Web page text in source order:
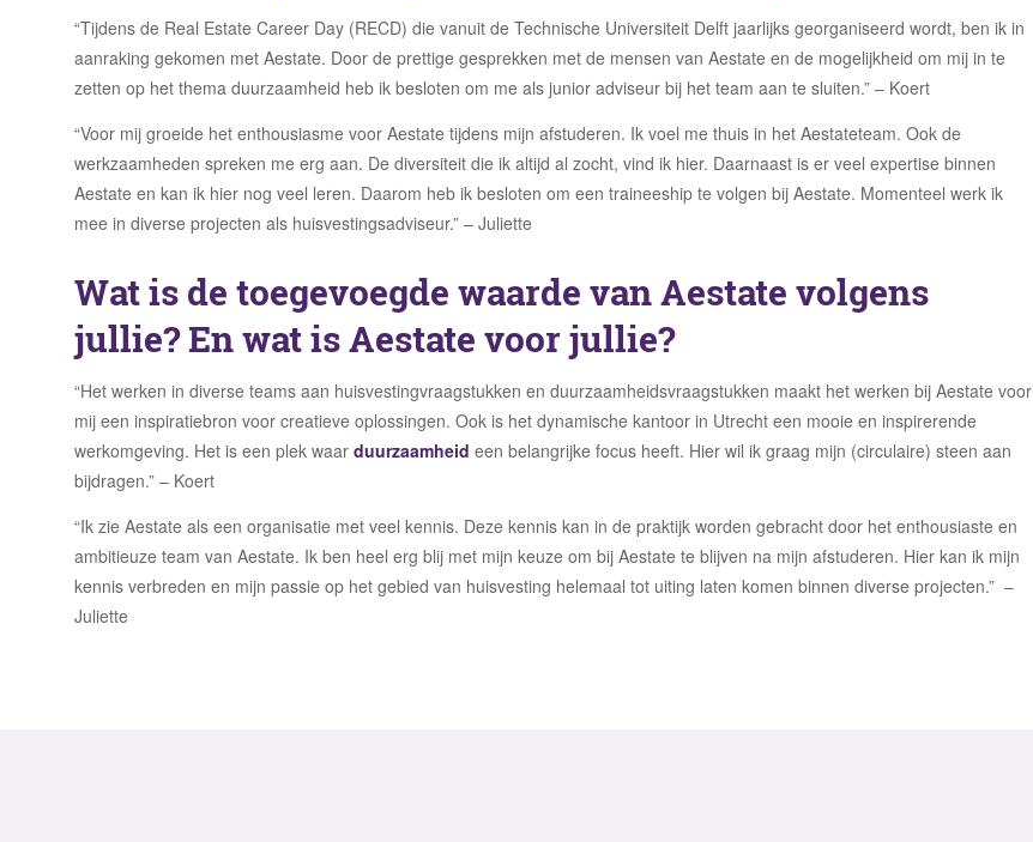
“Tijdens de Real Estate Career Day (RECD) die vanuit de Technische Universiteit Delft jaarlijks georganiseerd wordt, ben ik in
aanraking gekomen met Aestate. Door de prettige gesprekken met de mensen van Aestate en de mogelijkheid om mij in te
zetten op het thema duurzaamheid heb ik besloten om me als junior adviseur bij het team aan te sluiten.” – Koert
“Voor mij groeide het enthousiasme voor Aestate tijdens mijn afstuderen. Ik voel me thuis in het Aestateteam. Ook de
werkzaamheden spreken me erg aan. De diversiteit die ik altijd al zocht, vind ik hier. Daarnaast is er veel expertise binnen
Aestate en kan ik hier nog veel leren. Daarom heb ik besloten om een traineeship te volgen bij Aestate. Momenteel werk ik
mee in diverse projecten als huisvestingsadviseur.” – Juliette
Wat is de toegevoegde waarde van Aestate volgens
jullie? En wat is Aestate voor jullie?
“Het werken in diverse teams aan huisvestingvraagstukken en duurzaamheidsvraagstukken maakt het werken bij Aestate voor
mij een inspiratiebron voor creatieve oplossingen. Ook is het dynamische kantoor in Utrecht een mooie en inspirerende
werkomgeving. Het is een plek waar duurzaamheid een belangrijke focus heeft. Hier wil ik graag mijn (circulaire) steen aan
bijdragen.” – Koert
“Ik zie Aestate als een organisatie met veel kennis. Deze kennis kan in de praktijk worden gebracht door het enthousiaste en
ambitieuze team van Aestate. Ik ben heel erg blij met mijn keuze om bij Aestate te blijven na mijn afstuderen. Hier kan ik mijn
kennis verbreden en mijn passie op het gebied van huisvesting helemaal tot uiting laten komen binnen diverse projecten.” –
Juliette